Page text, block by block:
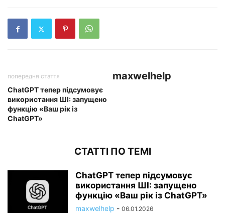
попередня стаття
ChatGPT тепер підсумовує
використання ШІ: запущено
функцію «Ваш рік із
ChatGPT»
maxwelhelp
СТАТТІ ПО ТЕМІ
ChatGPT тепер підсумовує
використання ШІ: запущено
функцію «Ваш рік із ChatGPT»
maxwelhelp - 06.01.2026